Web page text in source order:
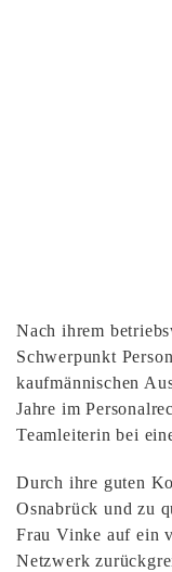
Nach ihrem
Schwerpunkt
kaufmännischen
Jahre im
Teamleiterin bei
Durch ihre guten
Osnabrück und zu
Frau Vinke auf ein
Netzwerk